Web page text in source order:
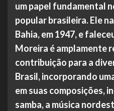
um papel fundamental
popular brasileira. Ele
Bahia, em 1947, e
Moreira é amplamente
contribuição para a
Brasil, incorporando
em suas composições,
samba, a música